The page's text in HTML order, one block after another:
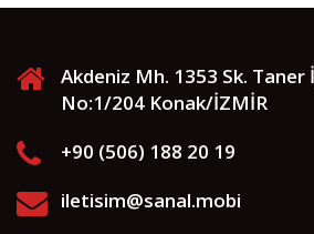
Akdeniz Mh. 1353 Sk. Taner
No:1/204 Konak/İZMİR
+90 (506) 188 20 19
iletisim@sanal.mobi